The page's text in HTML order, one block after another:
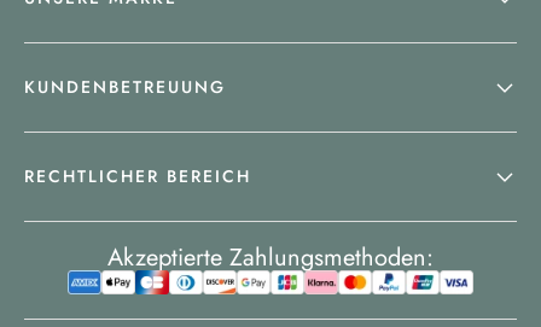
KUNDENBETREUUNG
RECHTLICHER BEREICH
Akzeptierte Zahlungsmethoden: